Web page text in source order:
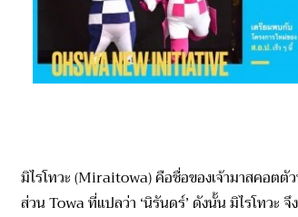
มิไรโทวะ (Miraitowa) คือชื่อของเจ้ามาสคอต
ส่วน Towa ที่แปลว่า ‘นิรันดร์’ ดังนั้น มิไรโทวะ